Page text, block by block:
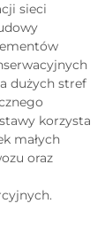
sieci
dużych stref
korzysta
małych
oraz